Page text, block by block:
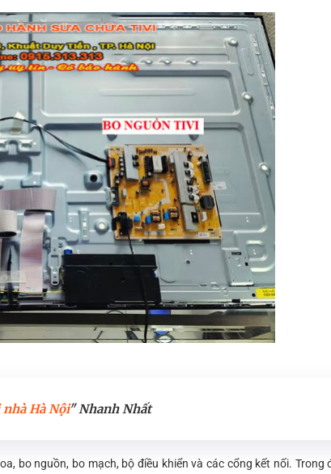
Hà Nội" Nhanh Nhất
bo nguồn, bo mạch, bộ điều khiển và các cổng kết nối. Trong